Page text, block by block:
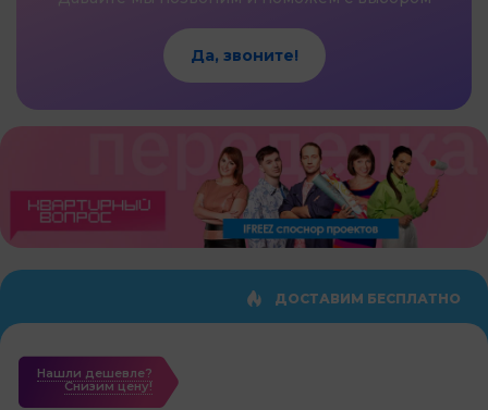
Да, звоните!
ДОСТАВИМ БЕСПЛАТНО
Нашли дешевле?
Cнизим цену!